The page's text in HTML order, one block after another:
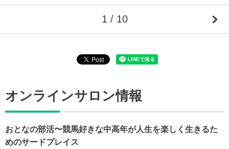
1 / 10
オンラインサロン情報
おとなの部活〜競馬好きな中高年が人生を楽しく生きるた
めのサードプレイス